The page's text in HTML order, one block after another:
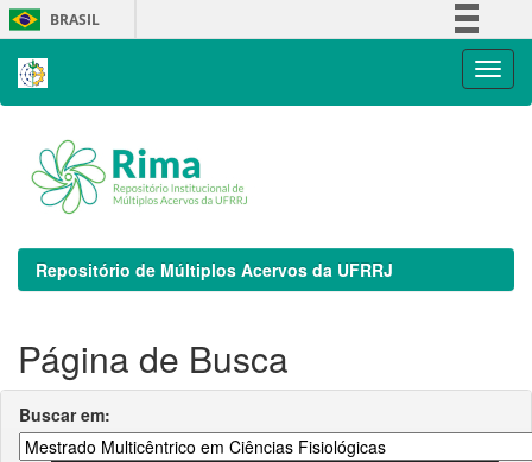
Skip
navigation
BRASIL
Repositório de Múltiplos Acervos da UFRRJ
Página de Busca
Buscar em: